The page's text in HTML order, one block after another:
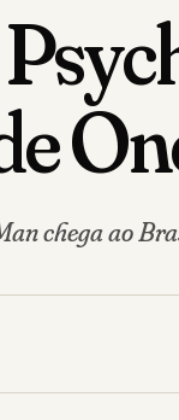
chega ao